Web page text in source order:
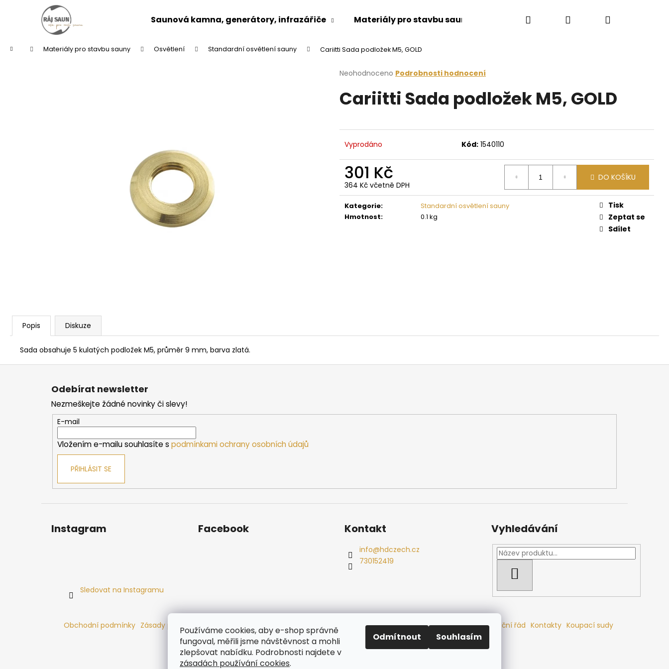
Používáme cookies, aby e-shop správně
fungoval, měřili jsme návštěvnost a mohli
zlepšovat nabídku. Podrobnosti najdete v
zásadách používání cookies.
Odmítnout Souhlasím
Saunová kamna, generátory, infrazářiče Materiály pro stavbu sauny Saunové doplňky Doplňkový
Hledat PřihlášeníNákupní
Domů Materiály pro stavbu sauny Osvětlení Standardní osvětlení sauny Cariitti Sada podložek M5, GOLD
Průměrné
produktu
je
5
hvězdiček.
Neohodnoceno Podrobnosti hodnocení
Cariitti Sada podložek M5, GOLD
Vyprodáno Kód: 1540110
301 Kč
364 Kč včetně DPH
Měrná
cena:
DO KOŠÍKU
Kategorie:
Standardní osvětlení sauny
Hmotnost: 0.1 kg
Tisk
Zeptat se
Sdílet
Popis Diskuze
Sada obsahuje 5 kulatých podložek M5, průměr 9 mm, barva zlatá.
Zpět
obchodu
Zpět
obchodu
Co potřebujete najít?
HLEDAT
Následující
PARAFÍNOVÝ IMPREGNAČNÍ OLEJ
Z
Odebírat newsletter
Nezmeškejte žádné novinky či slevy!
E-mail
Vložením e-mailu souhlasíte s podmínkami ochrany osobních údajů
PŘIHLÁSIT SE
Instagram
Sledovat na Instagramu
Facebook Kontakt
info@hdczech.cz
730152419
Vyhledávání
Obchodní podmínky Zásady používání cookies Ochrana osobních údajů Dřevěné sauny Odstoupení od smlouvy Reklamační řád Kontakty Koupací sudy
Radiátory